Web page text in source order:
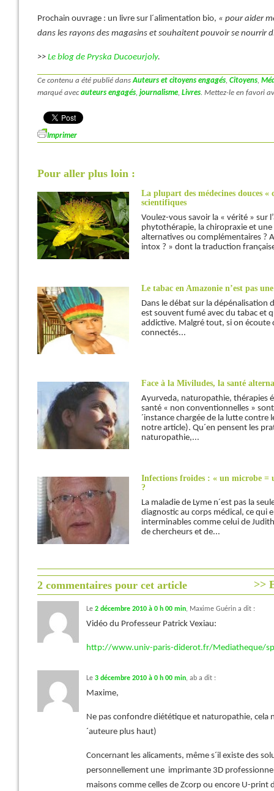
Prochain ouvrage : un livre sur l´alimentation bio, « pour aider
dans les rayons des magasins et souhaitent pouvoir se nourrir
>> Le blog de Pryska Ducoeurjoly.
Ce contenu a été publié dansAuteurs et citoyens engagés, Citoyens,
marqué avec auteurs engagés, journalisme, Livres. Mettez-le en favori
Imprimer
Pour aller plus loin :
La plupart des médecines douces «
scientifiques
Voulez-vous savoir la « vérité » sur
phytothérapie, la chiropraxie et
alternatives ou complémentaires ?
intox ? » dont la traduction
Le tabac en Amazonie n’est pas
Dans le débat sur la dépénalisation
est souvent fumé avec du tabac et
addictive. Malgré tout, si on écoute
connectés...
Face à la Miviludes, la santé
Ayurveda, naturopathie, thérapies
santé « non conventionnelles »
´instance chargée de la lutte contre
notre article). Qu´en pensent les
naturopathie,...
Infections froides : « un microbe =
?
La maladie de Lyme n´est pas la
diagnostic au corps médical, ce qui
interminables comme celui de
de chercheurs et de...
>>
2 commentaires pour cet article
Le 2 décembre 2010 à 0 h 00 min, Maxime Guérin a dit :
Vidéo du Professeur Patrick Vexiau:
http://www.univ-paris-diderot.fr/Mediatheque/
Le 3 décembre 2010 à 0 h 00 min, ab a dit :
Maxime,
Ne pas confondre diététique et naturopathie, cela
´auteure plus haut)
Concernant les alicaments, même s´il existe des
personnellement une imprimante 3D
maisons comme celles de Zcorp ou encore U-print